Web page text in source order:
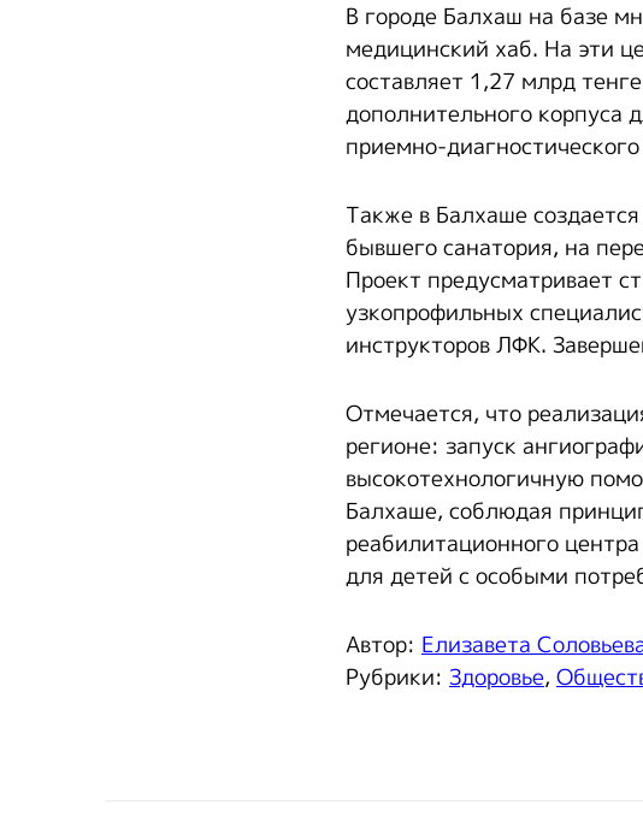
В городе Балхаш на базе
медицинский хаб. На эти
составляет 1,27 млрд
дополнительного корпуса
приемно-
Также в Балхаше
бывшего санатория, на
Проект предусматривает
узкопрофильных
инструкторов ЛФК.
Отмечается, что
регионе: запуск
высокотехнологичную
Балхаше, соблюдая
реабилитационного
для детей с особыми
Автор: Елизавета
Рубрики: Здоровье,